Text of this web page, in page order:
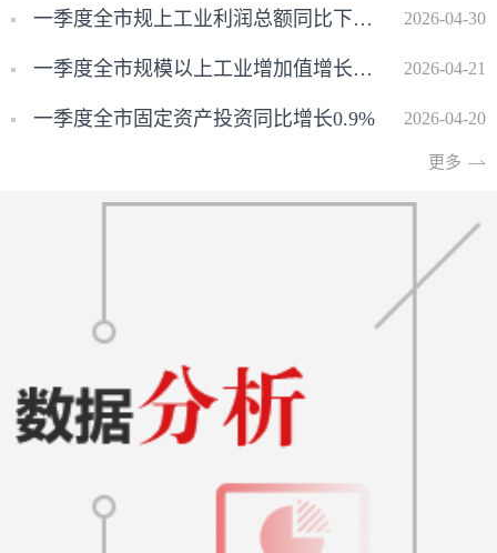
一季度全市规上工业利润总额同比下降5.3% 2026-04-30
一季度全市规模以上工业增加值增长9.9% 2026-04-21
一季度全市固定资产投资同比增长0.9% 2026-04-20
更多